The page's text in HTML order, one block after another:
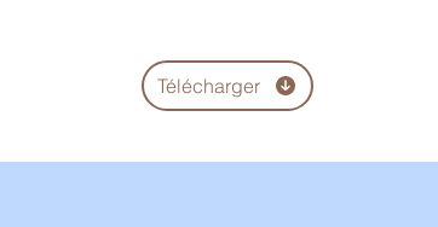
Télécharger